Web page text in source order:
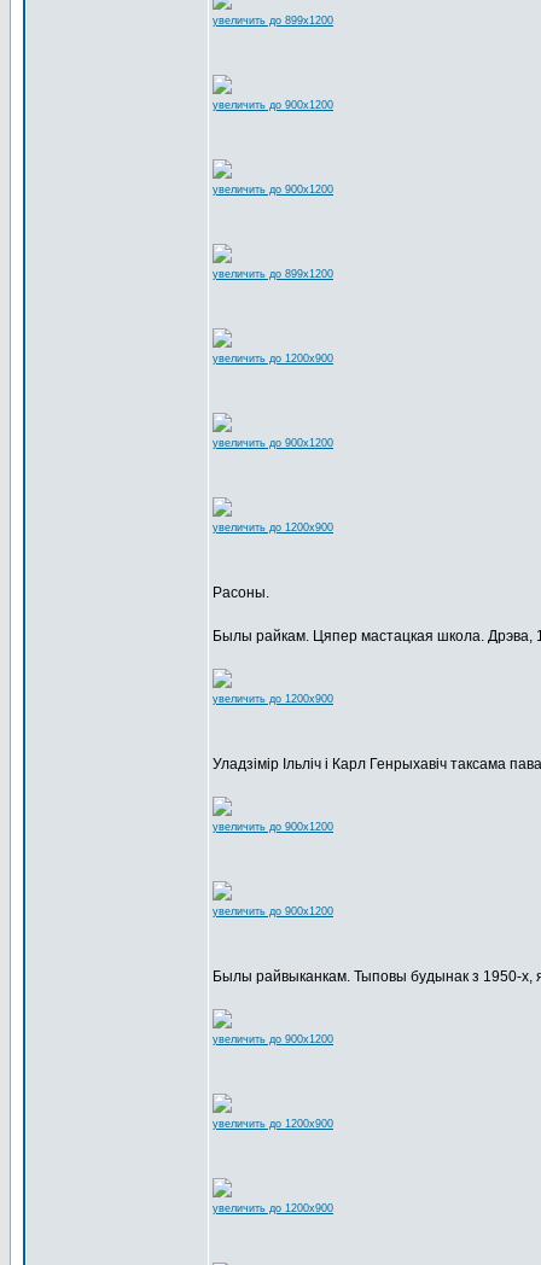
увеличить до 899x1200
увеличить до 900x1200
увеличить до 900x1200
увеличить до 899x1200
увеличить до 1200x900
увеличить до 900x1200
увеличить до 1200x900
Расоны.
Былы райкам. Цяпер мастацкая школа. Дрэва,
увеличить до 1200x900
Уладзімір Ільліч і Карл Генрыхавіч таксама
увеличить до 900x1200
увеличить до 900x1200
Былы райвыканкам. Тыповы будынак з 1950-х,
увеличить до 900x1200
увеличить до 1200x900
увеличить до 1200x900